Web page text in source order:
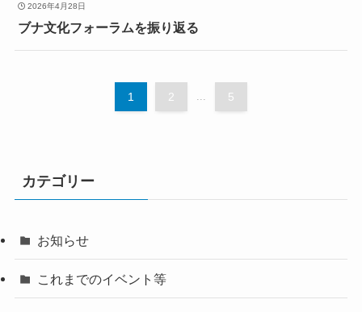
2026年4月28日
ブナ文化フォーラムを振り返る
1 2 5
カテゴリー
お知らせ
これまでのイベント等